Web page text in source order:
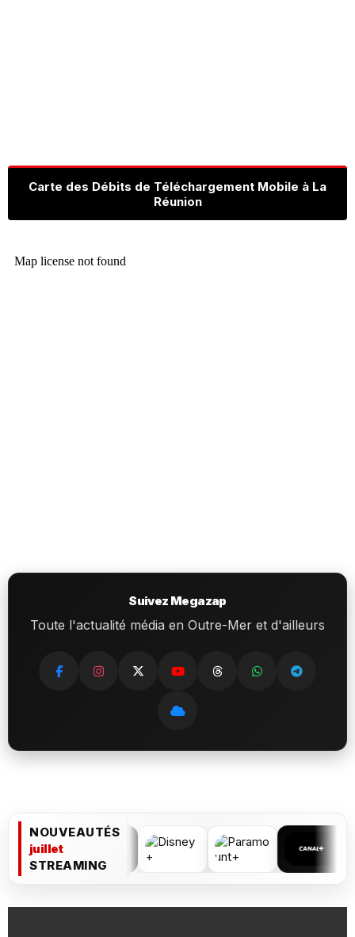
Carte des Débits de Téléchargement Mobile à La
Réunion
Suivez Megazap
Toute l'actualité média en Outre-Mer et d'ailleurs
NOUVEAUTÉS
juillet
STREAMING